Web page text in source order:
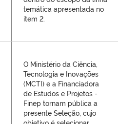
temática apresentada no
item 2.
O Ministério da Ciência,
Tecnologia e Inovações
(MCTI) e a Financiadora
de Estudos e Projetos -
Finep tornam pública a
presente Seleção, cujo